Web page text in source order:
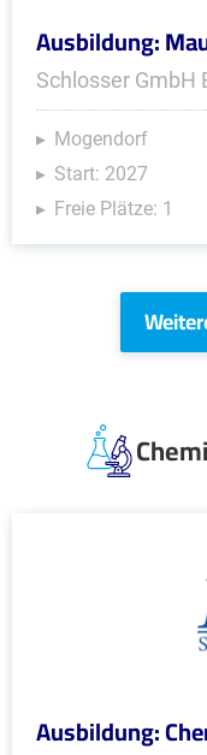
Ausbildung:
Schlosser GmbH
Mogendorf
Start: 2027
Freie Plätze: 1
Ausbildung: